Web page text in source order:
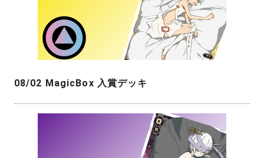
08/02 MagicBox 入賞デッキ